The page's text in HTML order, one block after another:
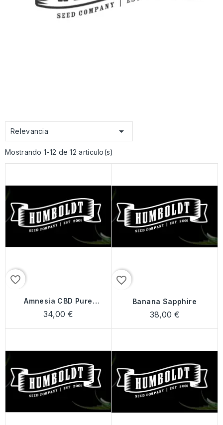
Relevancia 
Mostrando 1-12 de 12 artículo(s)
favorite_border
Amnesia CBD Pure
Auto
34,00 €
favorite_border
Banana Sapphire
38,00 €